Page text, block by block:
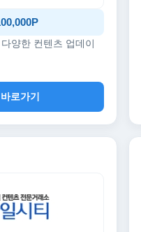
양한 컨텐츠 업데이
로가기